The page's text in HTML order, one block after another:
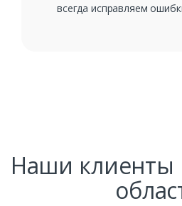
всегда исправляем
Наши клиенты